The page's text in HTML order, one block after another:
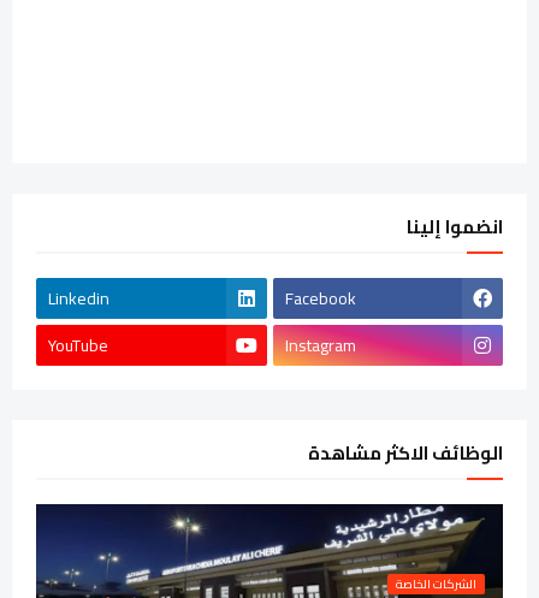
انضموا إلينا
Facebook
Linkedin
Instagram
YouTube
الوظائف الاكثر مشاهدة
الشركات الخاصة